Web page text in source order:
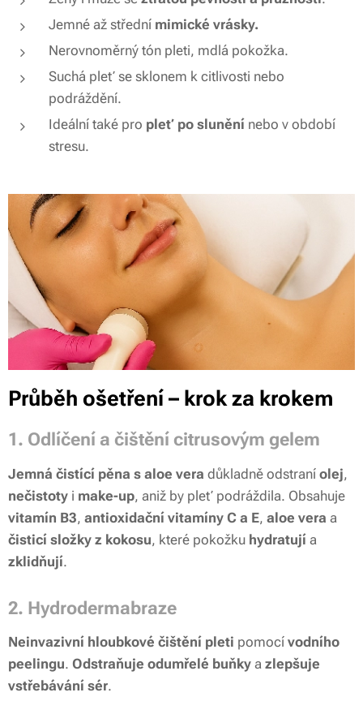
Jemné až střední mimické vrásky.
Nerovnoměrný tón pleti, mdlá pokožka.
Suchá pleť se sklonem k citlivosti nebo
podráždění.
Ideální také pro pleť po slunění nebo v období
stresu.
Průběh ošetření – krok za krokem
1. Odlíčení a čištění citrusovým gelem
Jemná čistící pěna s aloe vera důkladně odstraní olej,
nečistoty i make-up, aniž by pleť podráždila. Obsahuje
vitamín B3, antioxidační vitamíny C a E, aloe vera a
čisticí složky z kokosu, které pokožku hydratují a
zklidňují.
2. Hydrodermabraze
Neinvazivní hloubkové čištění pleti pomocí vodního
peelingu. Odstraňuje odumřelé buňky a zlepšuje
vstřebávání sér.